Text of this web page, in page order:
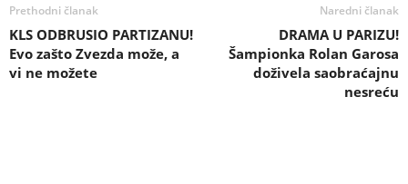
Prethodni članak
KLS ODBRUSIO PARTIZANU!
Evo zašto Zvezda može, a
vi ne možete
Naredni članak
DRAMA U PARIZU!
Šampionka Rolan Garosa
doživela saobraćajnu
nesreću